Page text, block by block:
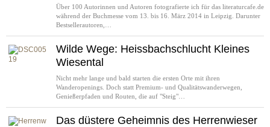
Über 100 Autorinnen und Autoren fotografierte ich für das literaturcafe.de
während der Buchmesse vom 13. bis 16. März 2014 in Leipzig. Darunter
Bestsellerautoren,…
Wilde Wege: Heissbachschlucht Kleines
Wiesental
Nicht mehr lange und bald starten die ersten Orte mit ihren
Wanderopenings. Doch statt Premium- und Qualitätswanderwegen,
Genießerpfaden und Routen, die auf "Steig"…
Das düstere Geheimnis des Herrenwieser